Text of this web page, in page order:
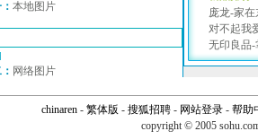
chinaren - 繁体版 - 搜狐招聘 - 网站登录 - 帮助
copyright © 2005